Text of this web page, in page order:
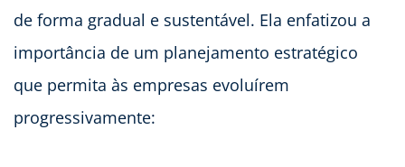
de forma gradual e sustentável. Ela enfatizou a
importância de um planejamento estratégico
que permita às empresas evoluírem
progressivamente: